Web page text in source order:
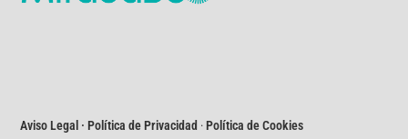
Aviso Legal · Política de Privacidad ·Política de Cookies